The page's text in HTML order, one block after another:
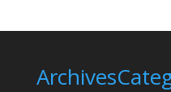
Archives